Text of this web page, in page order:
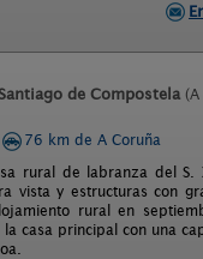
de Compostela
76 km de A Coruña
rural de labranza del
vista y estructuras con
rural en
casa principal con una